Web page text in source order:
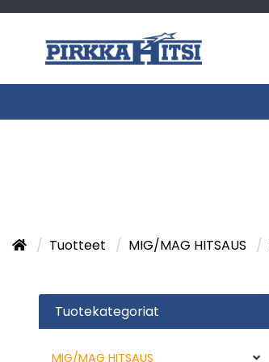
Tuotteet MIG/MAG HITSAUS
Tuotekategoriat
MIG/MAG HITSAUS